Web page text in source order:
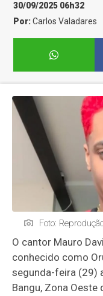
30/09/2025 06h32
Por:Carlos Valadares
Foto:
O cantor Mauro
conhecido como
segunda-feira (29)
Bangu, Zona